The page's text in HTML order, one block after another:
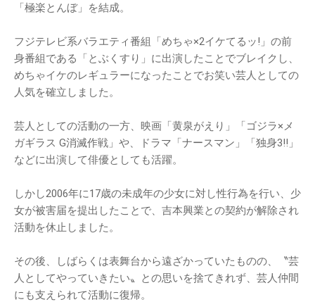
「極楽とんぼ」を結成。
フジテレビ系バラエティ番組「めちゃ×2イケてるッ!」の前
身番組である「とぶくすり」に出演したことでブレイクし、
めちゃイケのレギュラーになったことでお笑い芸人としての
人気を確立しました。
芸人としての活動の一方、映画「黄泉がえり」「ゴジラ×メ
ガギラス G消滅作戦」や、ドラマ「ナースマン」「独身3!!」
などに出演して俳優としても活躍。
しかし2006年に17歳の未成年の少女に対し性行為を行い、少
女が被害届を提出したことで、吉本興業との契約が解除され
活動を休止しました。
その後、しばらくは表舞台から遠ざかっていたものの、〝芸
人としてやっていきたい〟との思いを捨てきれず、芸人仲間
にも支えられて活動に復帰。